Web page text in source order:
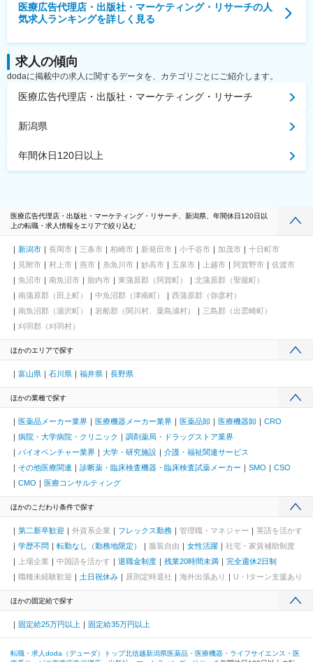
医療広告代理店・出版社・マーケティング・リサーチの人
気求人ランキングを詳しく見る
求人の傾向
dodaに掲載中の求人に関するデータを、カテゴリごとにご紹介します。
医療広告代理店・出版社・マーケティング・リサーチ
新潟県
年間休日120日以上
医療広告代理店・出版社・マーケティング・リサーチ、新潟県、年間休日120日以
上の転職・求人情報をエリアで絞り込む
新潟市 長岡市 三条市 柏崎市 新発田市 小千谷市 加茂市
十日町市
見附市
村上市 燕市 糸魚川市 妙高市 五泉市 上越市 阿賀野市
佐渡市
魚沼市
南魚沼市 胎内市 東蒲原郡（阿賀町）
北蒲原郡（聖籠町）
南蒲原郡（田上町）
中魚沼郡（津南町）
西蒲原郡（弥彦村）
南魚沼郡（湯沢町）
岩船郡（関川村、粟島浦村）
三島郡（出雲崎町）
刈羽郡（刈羽村）
ほかのエリアで探す
富山県 石川県 福井県 長野県
ほかの業種で探す
医薬品メーカー業界 医療機器メーカー業界 医薬品卸 医療機器卸
CRO
病院・大学病院・クリニック
調剤薬局・ドラッグストア業界
バイオベンチャー業界
大学・研究施設
介護・福祉関連サービス
その他医療関連
診断薬・臨床検査機器・臨床検査試薬メーカー SMO
CSO
CMO
医療コンサルティング
ほかのこだわり条件で探す
第二新卒歓迎 外資系企業 フレックス勤務 管理職・マネジャー
英語を活かす
学歴不問
転勤なし（勤務地限定） 服装自由 女性活躍
社宅・家賃補助制度
上場企業
中国語を活かす 退職金制度 残業20時間未満
完全週休2日制
職種未経験歓迎
土日祝休み 原則定時退社 海外出張あり U・Iターン支援あり
ほかの固定給で探す
固定給25万円以上 固定給35万円以上
転職・求人doda（デューダ）トップ北信越新潟県医薬品・医療機器・ライフサイエンス・医